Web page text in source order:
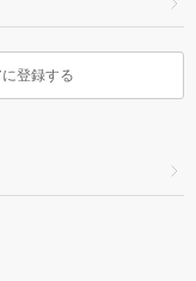
登録する